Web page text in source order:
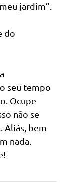
jardim”.
do
seu tempo
Ocupe
não se
Aliás, bem
nada.